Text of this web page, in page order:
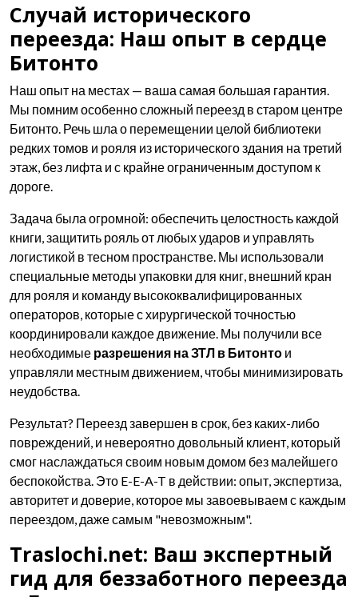
Случай исторического
переезда: Наш опыт в сердце
Битонто
Наш опыт на местах — ваша самая большая гарантия.
Мы помним особенно сложный переезд в старом центре
Битонто. Речь шла о перемещении целой библиотеки
редких томов и рояля из исторического здания на третий
этаж, без лифта и с крайне ограниченным доступом к
дороге.
Задача была огромной: обеспечить целостность каждой
книги, защитить рояль от любых ударов и управлять
логистикой в тесном пространстве. Мы использовали
специальные методы упаковки для книг, внешний кран
для рояля и команду высококвалифицированных
операторов, которые с хирургической точностью
координировали каждое движение. Мы получили все
необходимые разрешения на ЗТЛ в Битонто и
управляли местным движением, чтобы минимизировать
неудобства.
Результат? Переезд завершен в срок, без каких-либо
повреждений, и невероятно довольный клиент, который
смог наслаждаться своим новым домом без малейшего
беспокойства. Это E-E-A-T в действии: опыт, экспертиза,
авторитет и доверие, которое мы завоевываем с каждым
переездом, даже самым "невозможным".
Traslochi.net: Ваш экспертный
гид для беззаботного переезда